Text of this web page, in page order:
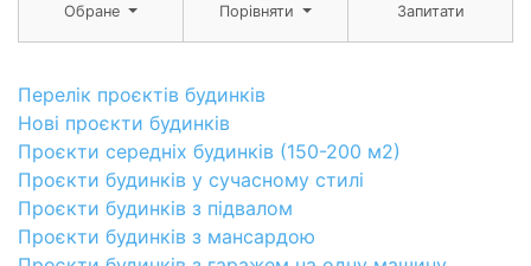
Обране Порівняти Запитати
Перелік проєктів будинків
Нові проєкти будинків
Проєкти середніх будинків (150-200 м2)
Проєкти будинків у сучасному стилі
Проєкти будинків з підвалом
Проєкти будинків з мансардою